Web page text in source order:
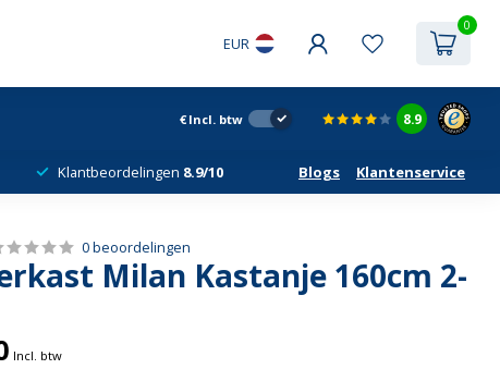
EUR
0
€ Incl. btw 8.9
Klantbeordelingen 8.9/10 Blogs Klantenservice
0 beoordelingen
Milan Kastanje 160cm 2-
Incl. btw